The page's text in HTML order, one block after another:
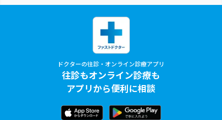
ドクターの往診・オンライン診療アプリ
往診もオンライン診療も
アプリから便利に相談